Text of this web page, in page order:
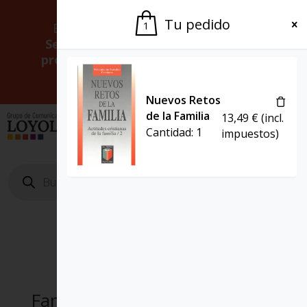
Estamos cerrados por vacaciones.
Serviremos tus pedidos a partir del
próximo 24 de agosto.
paciencia.
El Grupo Agenda
productos
Familiar Cristiano Movimiento
1 Tu pedido
Nuevos Retos
de la Familia
Cantidad: 1
13,49 €(incl.
impuestos)